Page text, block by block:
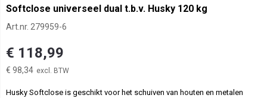
Softclose universeel dual t.b.v. Husky 120 kg
Art.nr. 279959-6
€ 118,99
€ 98,34
Husky Softclose is geschikt voor het schuiven van houten en metalen